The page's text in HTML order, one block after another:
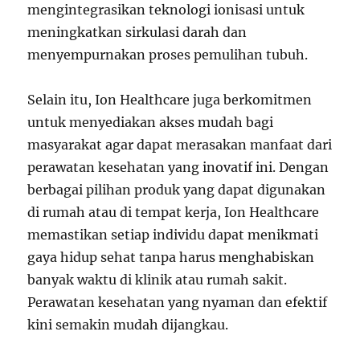
mengintegrasikan teknologi ionisasi untuk
meningkatkan sirkulasi darah dan
menyempurnakan proses pemulihan tubuh.
Selain itu, Ion Healthcare juga berkomitmen
untuk menyediakan akses mudah bagi
masyarakat agar dapat merasakan manfaat dari
perawatan kesehatan yang inovatif ini. Dengan
berbagai pilihan produk yang dapat digunakan
di rumah atau di tempat kerja, Ion Healthcare
memastikan setiap individu dapat menikmati
gaya hidup sehat tanpa harus menghabiskan
banyak waktu di klinik atau rumah sakit.
Perawatan kesehatan yang nyaman dan efektif
kini semakin mudah dijangkau.